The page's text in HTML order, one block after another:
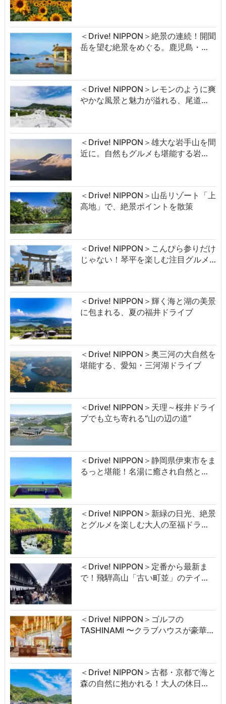
＜Drive! NIPPON＞絶景の連続！開聞
岳を望む絶景をめぐる。鹿児島・…
＜Drive! NIPPON＞レモンのように爽
やかな風景と魅力が溢れる、尾道…
＜Drive! NIPPON＞雄大な岩手山を間
近に。自然もグルメも堪能する岩…
＜Drive! NIPPON＞山岳リゾート「上
高地」で、絶景ポイントを散策
＜Drive! NIPPON＞こんぴら参りだけ
じゃない！琴平を楽しむ注目グルメ…
＜Drive! NIPPON＞輝く海と湖の美景
に包まれる、夏の福井ドライブ
＜Drive! NIPPON＞奥三河の大自然を
堪能する、愛知・三河湖ドライブ
＜Drive! NIPPON＞天理～桜井ドライ
ブでも立ち寄れる“山の辺の道”
＜Drive! NIPPON＞静岡県伊東市をま
るっと堪能！名湯に癒され自然と…
＜Drive! NIPPON＞新緑の日光、絶景
とグルメを楽しむ大人の至福ドラ…
＜Drive! NIPPON＞定番から最新ま
で！飛騨高山「古い町並」のテイ…
＜Drive! NIPPON＞ゴルフの
TASHINAMI 〜クラブハウスが豪華…
＜Drive! NIPPON＞古都・京都で海と
森の自然に抱かれる！大人の休日…